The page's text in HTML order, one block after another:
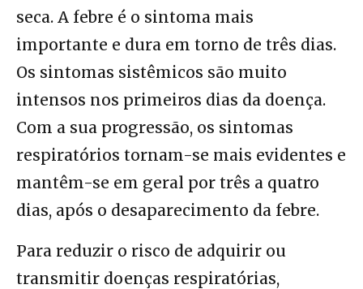
seca. A febre é o sintoma mais
importante e dura em torno de três dias.
Os sintomas sistêmicos são muito
intensos nos primeiros dias da doença.
Com a sua progressão, os sintomas
respiratórios tornam-se mais evidentes e
mantêm-se em geral por três a quatro
dias, após o desaparecimento da febre.
Para reduzir o risco de adquirir ou
transmitir doenças respiratórias,